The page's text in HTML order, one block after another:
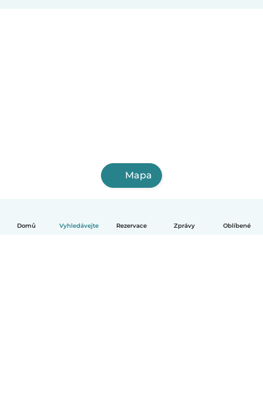
Domů Vyhledávejte Rezervace Zprávy Oblíbené
Mapa